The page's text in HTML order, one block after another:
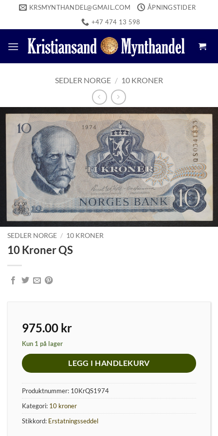
content
KRSMYNTHANDEL@GMAIL.COM
ÅPNINGSTIDER
+47 474 13 598
SEDLER NORGE / 10 KRONER
SEDLER NORGE / 10 KRONER
10 Kroner QS
975.00 kr
Kun 1 på lager
LEGG I HANDLEKURV
Produktnummer: 10KrQS1974
Kategori: 10 kroner
Stikkord: Erstatningsseddel